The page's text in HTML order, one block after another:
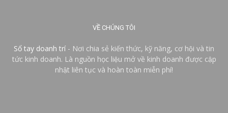
VỀ CHÚNG TÔI
Sổ tay doanh trí - Nơi chia sẻ kiến thức, kỹ năng, cơ hội và tin
tức kinh doanh. Là nguồn học liệu mở về kinh doanh được cập
nhật liên tục và hoàn toàn miễn phí!